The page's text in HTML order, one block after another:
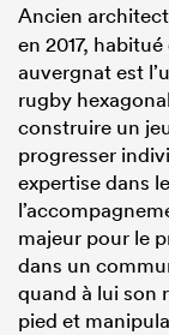
Ancien
en 2017,
auvergnat est
rugby
construire un
progresser
expertise dans
majeur pour le
dans un
quand à lui son
pied et